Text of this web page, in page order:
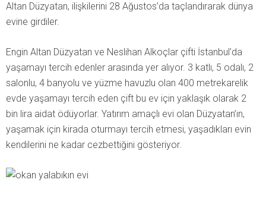
Altan Düzyatan, ilişkilerini 28 Ağustos’da taçlandırarak dünya
evine girdiler.
Engin Altan Düzyatan ve Neslihan Alkoçlar çifti İstanbul’da
yaşamayı tercih edenler arasında yer alıyor. 3 katlı, 5 odalı, 2
salonlu, 4 banyolu ve yüzme havuzlu olan 400 metrekarelik
evde yaşamayı tercih eden çift bu ev için yaklaşık olarak 2
bin lira aidat ödüyorlar. Yatırım amaçlı evi olan Düzyatan’ın,
yaşamak için kirada oturmayı tercih etmesi, yaşadıkları evin
kendilerini ne kadar cezbettiğini gösteriyor.